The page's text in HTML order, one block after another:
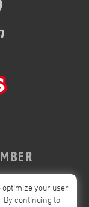
optimize your user
By continuing to